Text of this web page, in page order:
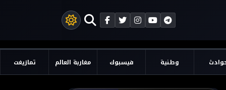
وطنية فيسبوك مغاربة العالم تمازيغت